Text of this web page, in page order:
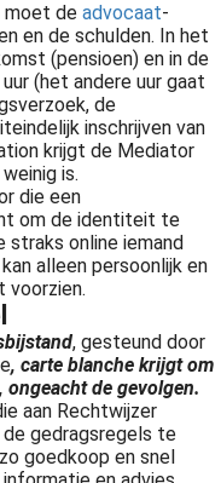
moet de advocaat-
en de schulden. In het
(pensioen) en in de
(het andere uur gaat
, de
inschrijven van
krijgt de Mediator
is.
die een
om de identiteit te
straks online iemand
alleen persoonlijk en
voorzien.
, gesteund door
, carte blanche krijgt om
de gevolgen.
aan Rechtwijzer
gedragsregels te
goedkoop en snel